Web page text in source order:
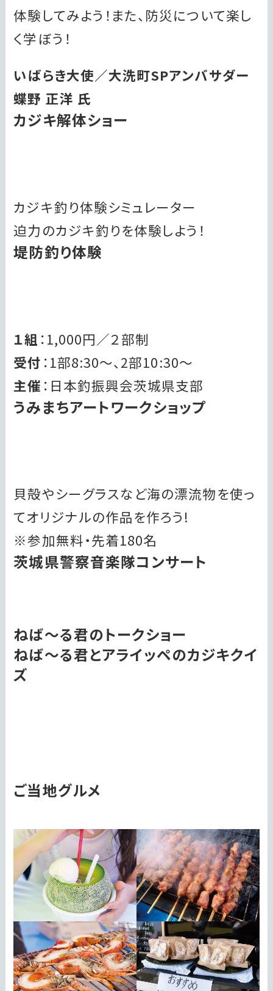
体験してみよう！また、防災について楽し
く学ぼう！
いばらき大使／大洗町SPアンバサダー
蝶野 正洋 氏
カジキ解体ショー
カジキ釣り体験シミュレーター
迫力のカジキ釣りを体験しよう！
堤防釣り体験
１組 ：1,000円／２部制
受付 ：1部8:30～、2部10:30～
主催 ：日本釣振興会茨城県支部
うみまちアートワークショップ
貝殻やシーグラスなど海の漂流物を使っ
てオリジナルの作品を作ろう!
※参加無料・先着180名
茨城県警察音楽隊コンサート
ねば～る君のトークショー
ねば～る君とアライッペのカジキクイ
ズ
ご当地グルメ